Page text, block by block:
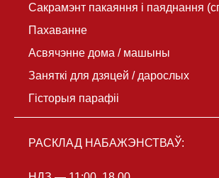
Сакрамэнт пакаяння і паяднання
Пахаванне
Асвячэнне дома / машыны
Заняткі для дзяцей / дарослых
Гісторыя парафіі
РАСКЛАД НАБАЖЭНСТВАЎ: